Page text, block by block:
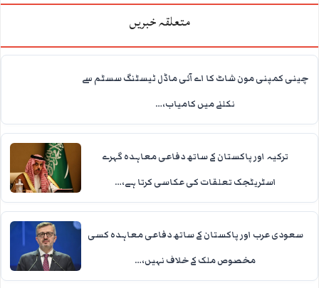
متعلقہ خبریں
چینی کمپنی مون شاٹ کا اے آئی ماڈل ٹیسٹنگ سسٹم سے
نکلنے میں کامیاب،…
ترکیہ اور پاکستان کے ساتھ دفاعی معاہدہ گہرے
اسٹریٹجک تعلقات کی عکاسی کرتا ہے،…
سعودی عرب اور پاکستان کے ساتھ دفاعی معاہدہ کسی
مخصوص ملک کے خلاف نہیں،…